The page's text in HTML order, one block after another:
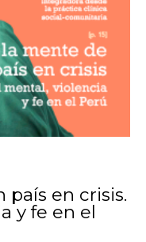
país en crisis.
y fe en el